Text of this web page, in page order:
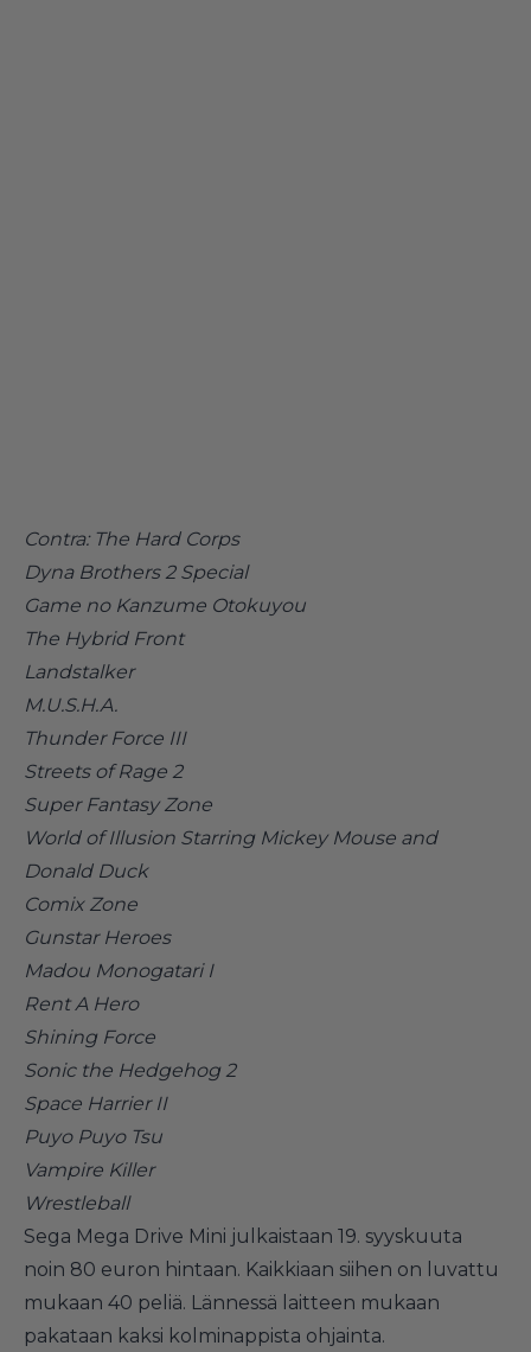
Contra: The Hard Corps
Dyna Brothers 2 Special
Game no Kanzume Otokuyou
The Hybrid Front
Landstalker
M.U.S.H.A.
Thunder Force III
Streets of Rage 2
Super Fantasy Zone
World of Illusion Starring Mickey Mouse and
Donald Duck
Comix Zone
Gunstar Heroes
Madou Monogatari I
Rent A Hero
Shining Force
Sonic the Hedgehog 2
Space Harrier II
Puyo Puyo Tsu
Vampire Killer
Wrestleball
Sega Mega Drive Mini julkaistaan 19. syyskuuta
noin 80 euron hintaan. Kaikkiaan siihen on luvattu
mukaan 40 peliä. Lännessä laitteen mukaan
pakataan kaksi kolminappista ohjainta.